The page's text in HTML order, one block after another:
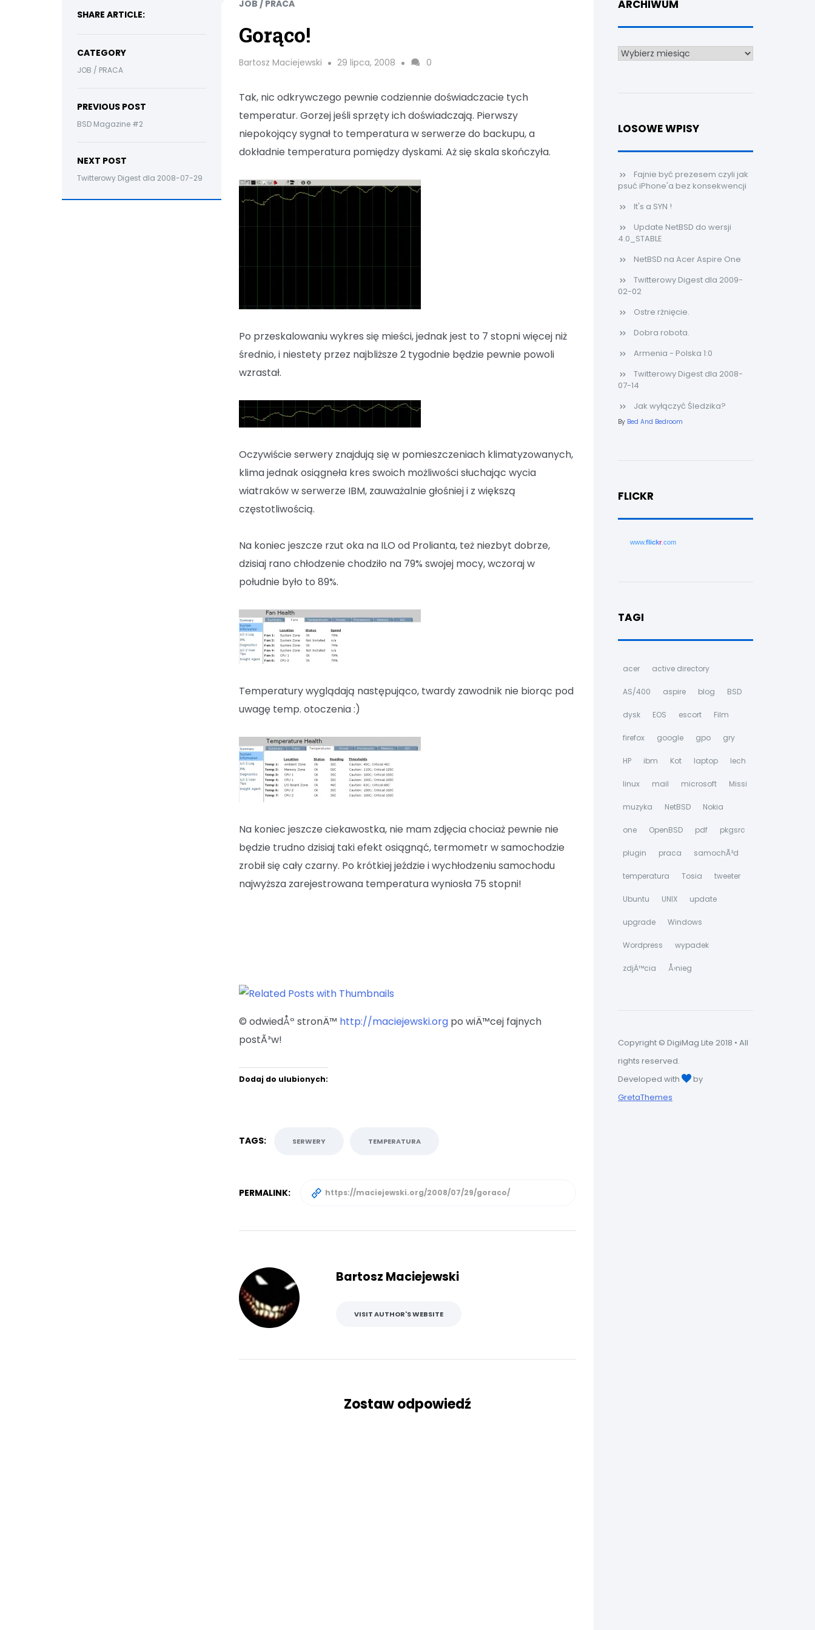
SHARE ARTICLE:
CATEGORY
JOB / PRACA
PREVIOUS POST
BSD Magazine #2
NEXT POST
Twitterowy Digest dla 2008-07-29
JOB / PRACA
Gorąco!
Bartosz Maciejewski 29 lipca, 2008 0
Tak, nic odkrywczego pewnie codziennie doświadczacie tych
temperatur. Gorzej jeśli sprzęty ich doświadczają. Pierwszy
niepokojący sygnał to temperatura w serwerze do backupu, a
dokładnie temperatura pomiędzy dyskami. Aż się skala skończyła.
Po przeskalowaniu wykres się mieści, jednak jest to 7 stopni więcej niż
średnio, i niestety przez najbliższe 2 tygodnie będzie pewnie powoli
wzrastał.
Oczywiście serwery znajdują się w pomieszczeniach klimatyzowanych,
klima jednak osiągneła kres swoich możliwości słuchając wycia
wiatraków w serwerze IBM, zauważalnie głośniej i z większą
częstotliwością.
Na koniec jeszcze rzut oka na ILO od Prolianta, też niezbyt dobrze,
dzisiaj rano chłodzenie chodziło na 79% swojej mocy, wczoraj w
południe było to 89%.
Temperatury wyglądają następująco, twardy zawodnik nie biorąc pod
uwagę temp. otoczenia :)
Na koniec jeszcze ciekawostka, nie mam zdjęcia chociaż pewnie nie
będzie trudno dzisiaj taki efekt osiągnąć, termometr w samochodzie
zrobił się cały czarny. Po krótkiej jeździe i wychłodzeniu samochodu
najwyższa zarejestrowana temperatura wyniosła 75 stopni!
© odwiedÅº stronÄ™ http://maciejewski.org po wiÄ™cej fajnych
postÃ³w!
Dodaj do ulubionych:
TAGS: SERWERY TEMPERATURA
PERMALINK:
Bartosz Maciejewski
VISIT AUTHOR'S WEBSITE
Zostaw odpowiedź
ARCHIWUM
Archiwum
LOSOWE WPISY
Fajnie być prezesem czyli jak
psuć iPhone'a bez konsekwencji
It's a SYN !
Update NetBSD do wersji
4.0_STABLE
NetBSD na Acer Aspire One
Twitterowy Digest dla 2009-
02-02
Ostre rżnięcie.
Dobra robota.
Armenia - Polska 1:0
Twitterowy Digest dla 2008-
07-14
Jak wyłączyć Śledzika?
By Bed And Bedroom
FLICKR
www.flickr .com
TAGI
acer active directory
AS/400 aspire blog BSD
dysk EOS escort Film
firefox google gpo gry
HP ibm Kot laptop lech
linux mail microsoft Missi
muzyka NetBSD Nokia
one OpenBSD pdf pkgsrc
plugin praca samochÃ³d
temperatura Tosia tweeter
Ubuntu UNIX update
upgrade Windows
Wordpress wypadek
zdjÄ™cia Å›nieg
Copyright © DigiMag Lite 2018 • All
rights reserved.
Developed with
by
GretaThemes